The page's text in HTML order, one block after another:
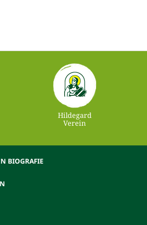
Hildegard
Verein
BIOGRAFIE